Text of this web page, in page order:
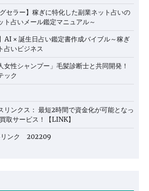
セラー】稼ぎに特化した副業ネット占いの
ト占いメール鑑定マニュアル～
AI × 誕生日占い鑑定書作成バイブル～稼ぎ
占いビジネス
女性シャンプー」毛髪診断士と共同開発！
ック
リンクス： 最短2時間で資金化が可能となっ
取サービス！【LINK】
ンク 202209